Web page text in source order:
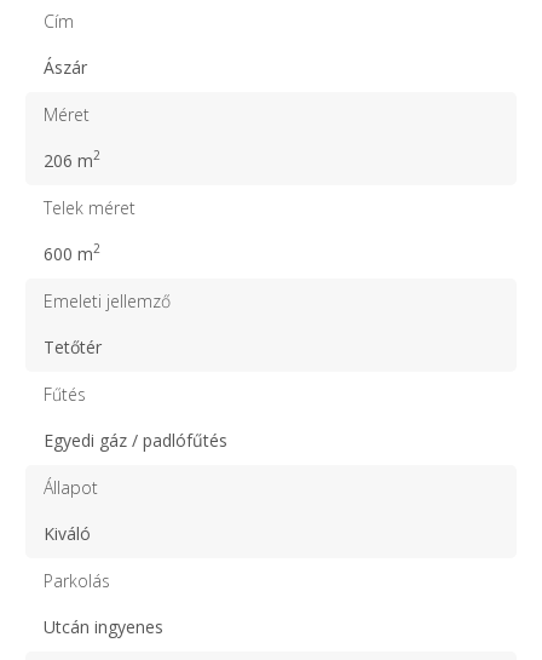
Cím
Ászár
Méret
206 m2
Telek méret
600 m2
Emeleti jellemző
Tetőtér
Fűtés
Egyedi gáz / padlófűtés
Állapot
Kiváló
Parkolás
Utcán ingyenes